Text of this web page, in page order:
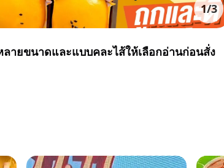
1/3
ายขนาดและแบบคละไส้ให้เลือกอ่านก่อนสั่ง